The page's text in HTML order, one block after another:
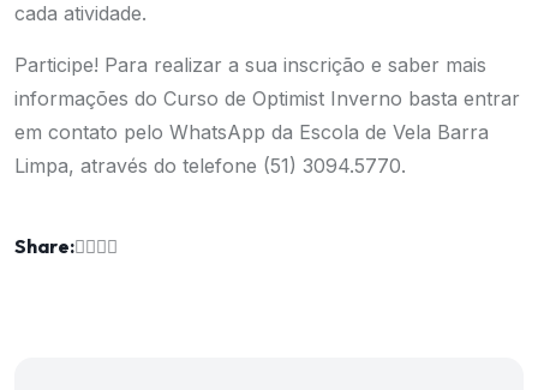
cada atividade.
Participe! Para realizar a sua inscrição e saber mais
informações do Curso de Optimist Inverno basta entrar
em contato pelo WhatsApp da Escola de Vela Barra
Limpa, através do telefone (51) 3094.5770.
Share: